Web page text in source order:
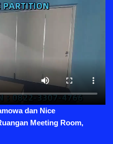
dan Nice
Meeting Room,